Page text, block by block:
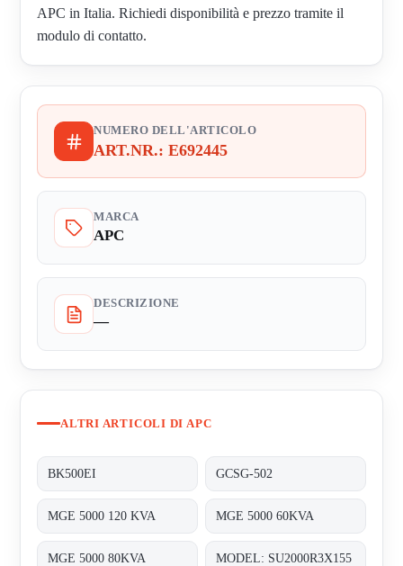
APC in Italia. Richiedi disponibilità e prezzo tramite il
modulo di contatto.
NUMERO DELL'ARTICOLO
ART.NR.: E692445
MARCA
APC
DESCRIZIONE
—
ALTRI ARTICOLI DI APC
BK500EI GCSG-502
MGE 5000 120 KVA MGE 5000 60KVA
MGE 5000 80KVA MODEL: SU2000R3X155